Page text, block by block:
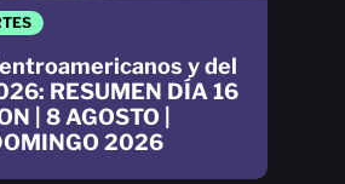
y del
RESUMEN DÍA 16
| 8 AGOSTO |
2026